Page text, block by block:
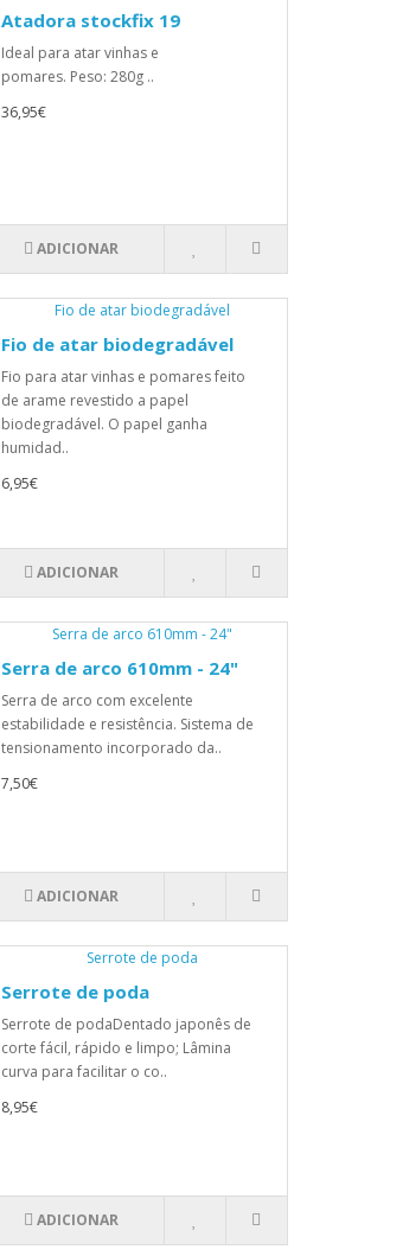
Atadora stockfix 19
Ideal para atar vinhas e
pomares. Peso: 280g ..
36,95€
ADICIONAR
Fio de atar biodegradável
Fio para atar vinhas e pomares feito
de arame revestido a papel
biodegradável. O papel ganha
humidad..
6,95€
ADICIONAR
Serra de arco 610mm - 24"
Serra de arco com excelente
estabilidade e resistência. Sistema de
tensionamento incorporado da..
7,50€
ADICIONAR
Serrote de poda
Serrote de podaDentado japonês de
corte fácil, rápido e limpo; Lâmina
curva para facilitar o co..
8,95€
ADICIONAR